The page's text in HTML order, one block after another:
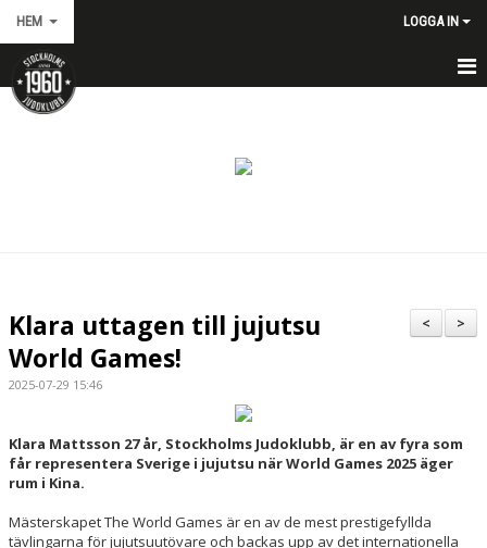
HEM LOGGA IN
HEM
ANMÄLAN
AVGIFTER
TRÄNING OCH SCHEMA
TÄVLING OCH EVENT
OM OSS
>
<
Klara uttagen till jujutsu
World Games!
2025-07-29 15:46
Klara Mattsson 27 år, Stockholms Judoklubb, är en av fyra som
får representera Sverige i jujutsu när World Games 2025 äger
rum i Kina.
Mästerskapet The World Games är en av de mest prestigefyllda
tävlingarna för jujutsuutövare och backas upp av det internationella